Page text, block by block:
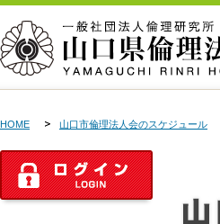
HOME 山口市倫理法人会のスケジュール